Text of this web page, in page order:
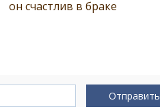
он счастлив в браке
Отправить